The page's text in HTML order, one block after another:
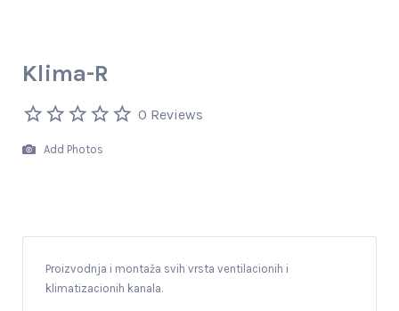
Klima-R
0 Reviews
Add Photos
Proizvodnja i montaža svih vrsta ventilacionih i
klimatizacionih kanala.